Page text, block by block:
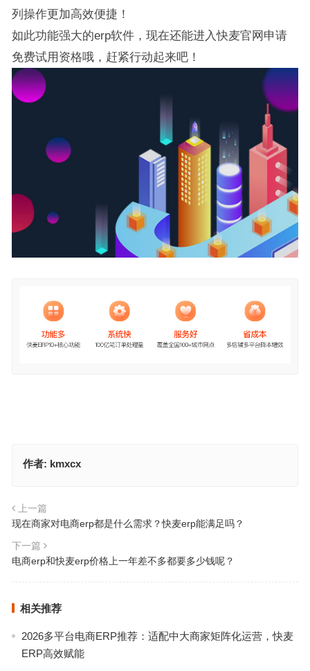
列操作更加高效便捷！
如此功能强大的erp软件，现在还能进入快麦官网申请
免费试用资格哦，赶紧行动起来吧！
作者: kmxcx
上一篇
现在商家对电商erp都是什么需求？快麦erp能满足吗？
下一篇
电商erp和快麦erp价格上一年差不多都要多少钱呢？
相关推荐
2026多平台电商ERP推荐：适配中大商家矩阵化运营，快麦
ERP高效赋能